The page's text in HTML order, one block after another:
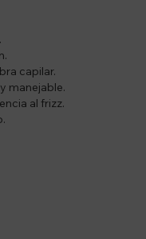
capilar.
manejable.
al frizz.